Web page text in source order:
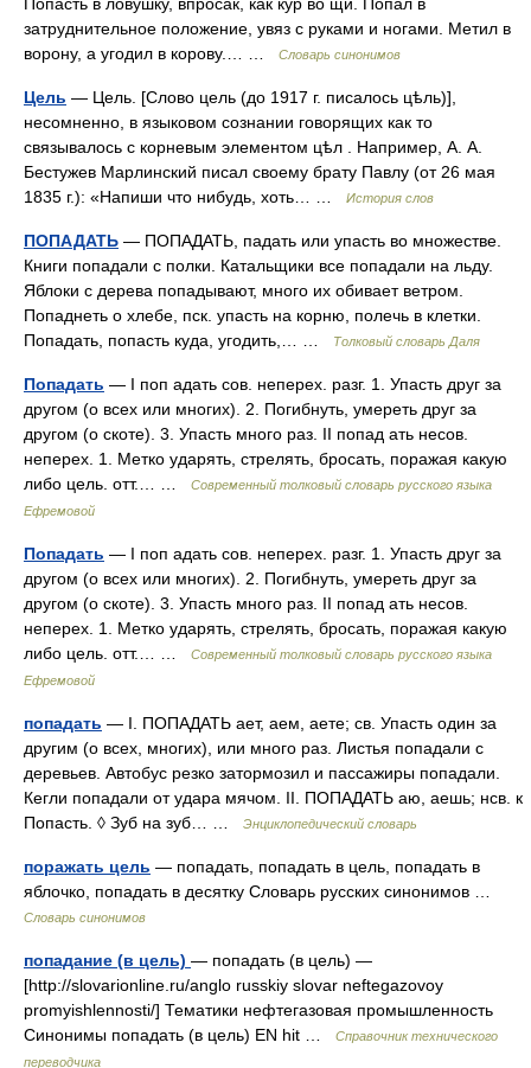
затруднительное положение, увяз с руками и ногами. Метил в
ворону, а угодил в корову.… …
Словарь синонимов
Цель — Цель. [Слово цель (до 1917 г. писалось цѣль)],
несомненно, в языковом сознании говорящих как то
связывалось с корневым элементом цѣл . Например, А. А.
Бестужев Марлинский писал своему брату Павлу (от 26 мая
1835 г.): «Напиши что нибудь, хоть… …
История слов
ПОПАДАТЬ — ПОПАДАТЬ, падать или упасть во множестве.
Книги попадали с полки. Катальщики все попадали на льду.
Яблоки с дерева попадывают, много их обивает ветром.
Попаднеть о хлебе, пск. упасть на корню, полечь в клетки.
Попадать, попасть куда, угодить,… …
Толковый словарь Даля
Попадать — I поп адать сов. неперех. разг. 1. Упасть друг за
другом (о всех или многих). 2. Погибнуть, умереть друг за
другом (о скоте). 3. Упасть много раз. II попад ать несов.
неперех. 1. Метко ударять, стрелять, бросать, поражая какую
либо цель. отт.… …
Современный толковый словарь русского языка
Ефремовой
Попадать — I поп адать сов. неперех. разг. 1. Упасть друг за
другом (о всех или многих). 2. Погибнуть, умереть друг за
другом (о скоте). 3. Упасть много раз. II попад ать несов.
неперех. 1. Метко ударять, стрелять, бросать, поражая какую
либо цель. отт.… …
Современный толковый словарь русского языка
Ефремовой
попадать — I. ПОПАДАТЬ ает, аем, аете; св. Упасть один за
другим (о всех, многих), или много раз. Листья попадали с
деревьев. Автобус резко затормозил и пассажиры попадали.
Кегли попадали от удара мячом. II. ПОПАДАТЬ аю, аешь; нсв. к
Попасть. ◊ Зуб на зуб… …
Энциклопедический словарь
поражать цель — попадать, попадать в цель, попадать в
яблочко, попадать в десятку Словарь русских синонимов …
Словарь синонимов
попадание (в цель) — попадать (в цель) —
[http://slovarionline.ru/anglo russkiy slovar neftegazovoy
promyishlennosti/] Тематики нефтегазовая промышленность
Синонимы попадать (в цель) EN hit …
Справочник технического
переводчика